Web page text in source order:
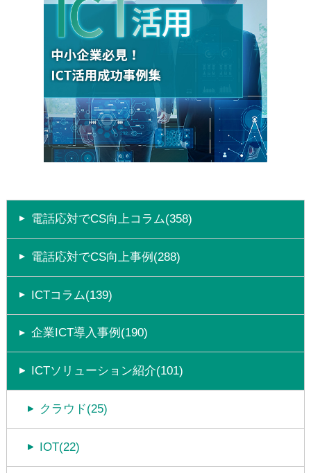
電話応対でCS向上コラム(358)
電話応対でCS向上事例(288)
ICTコラム(139)
企業ICT導入事例(190)
ICTソリューション紹介(101)
クラウド(25)
IOT(22)